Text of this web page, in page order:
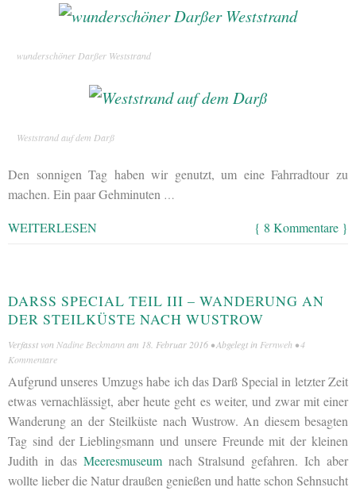
wunderschöner Darßer Weststrand
Weststrand auf dem Darß
Den sonnigen Tag haben wir genutzt, um eine Fahrradtour zu
machen. Ein paar Gehminuten …
WEITERLESEN { 8 Kommentare }
DARSS SPECIAL TEIL III – WANDERUNG AN D
ER STEILKÜSTE NACH WUSTROW
Verfasst von Nadine Beckmann am 18. Februar 2016 • Abgelegt in Fernweh •4
Kommentare
Aufgrund unseres Umzugs habe ich das Darß Special in letzter Zeit
etwas vernachlässigt, aber heute geht es weiter, und zwar mit einer
Wanderung an der Steilküste nach Wustrow. An diesem besagten
Tag sind der Lieblingsmann und unsere Freunde mit der kleinen
Judith in das Meeresmuseumnach Stralsund gefahren. Ich aber
wollte lieber die Natur draußen genießen und hatte schon Sehnsucht